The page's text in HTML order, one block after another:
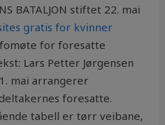
BATALJON stiftet 22. mai
gratis for kvinner
for foresatte
Lars Petter Jørgensen
mai arrangerer
foresatte.
tabell er tørr veibane,